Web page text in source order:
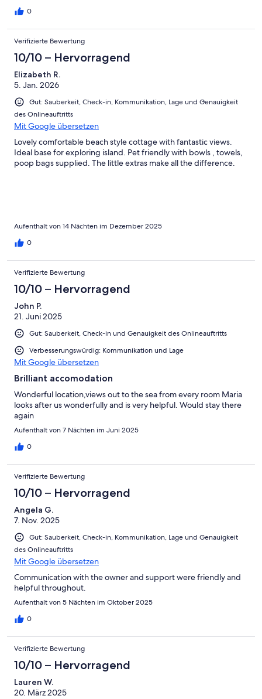
0
Verifizierte Bewertung
10/10 – Hervorragend
Elizabeth R.
5. Jan. 2026
Gut: Sauberkeit, Check-in, Kommunikation, Lage und Genauigkeit
des Onlineauftritts
Mit Google übersetzen
Lovely comfortable beach style cottage with fantastic views.
Ideal base for exploring island. Pet friendly with bowls , towels,
poop bags supplied. The little extras make all the difference.
Aufenthalt von 14 Nächten im Dezember 2025
0
Verifizierte Bewertung
10/10 – Hervorragend
John P.
21. Juni 2025
Gut: Sauberkeit, Check-in und Genauigkeit des Onlineauftritts
Verbesserungswürdig: Kommunikation und Lage
Mit Google übersetzen
Brilliant accomodation
Wonderful location,views out to the sea from every room Maria
looks after us wonderfully and is very helpful. Would stay there
again
Aufenthalt von 7 Nächten im Juni 2025
0
Verifizierte Bewertung
10/10 – Hervorragend
Angela G.
7. Nov. 2025
Gut: Sauberkeit, Check-in, Kommunikation, Lage und Genauigkeit
des Onlineauftritts
Mit Google übersetzen
Communication with the owner and support were friendly and
helpful throughout.
Aufenthalt von 5 Nächten im Oktober 2025
0
Verifizierte Bewertung
10/10 – Hervorragend
Lauren W.
20. März 2025